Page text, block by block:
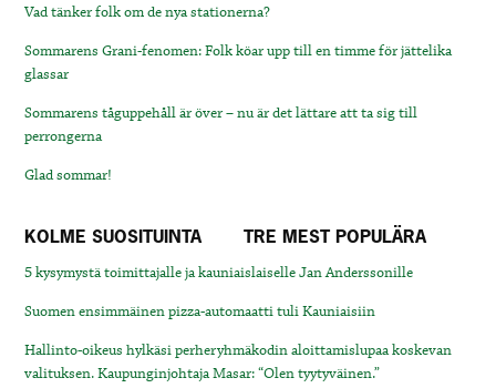
Vad tänker folk om de nya stationerna?
Sommarens Grani-fenomen: Folk köar upp till en timme för jättelika
glassar
Sommarens tåguppehåll är över – nu är det lättare att ta sig till
perrongerna
Glad sommar!
KOLME SUOSITUINTA TRE MEST POPULÄRA
5 kysymystä toimittajalle ja kauniaislaiselle Jan Anderssonille
Suomen ensimmäinen pizza-automaatti tuli Kauniaisiin
Hallinto-oikeus hylkäsi perheryhmäkodin aloittamislupaa koskevan
valituksen. Kaupunginjohtaja Masar: “Olen tyytyväinen.”